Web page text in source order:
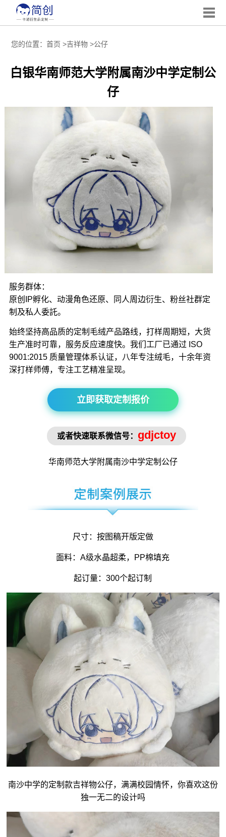
您的位置： 首页 >吉祥物>公仔
白银华南师范大学附属南沙中学定制公
仔
服务群体：
原创IP孵化、动漫角色还原、同人周边衍生、粉丝社群定
制及私人委託。
始终坚持高品质的定制毛绒产品路线，打样周期短，大货
生产准时可靠，服务反应速度快。我们工厂已通过 ISO
9001:2015 质量管理体系认证，八年专注绒毛，十余年资
深打样师傅，专注工艺精准呈现。
立即获取定制报价
或者快速联系微信号： gdjctoy
华南师范大学附属南沙中学定制公仔
尺寸：按图稿开版定做
面料：A级水晶超柔，PP棉填充
起订量：300个起订制
南沙中学的定制款吉祥物公仔，满满校园情怀，你喜欢这份
独一无二的设计吗